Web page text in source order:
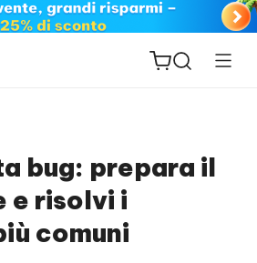
bug: prepara il
e risolvi i
comuni